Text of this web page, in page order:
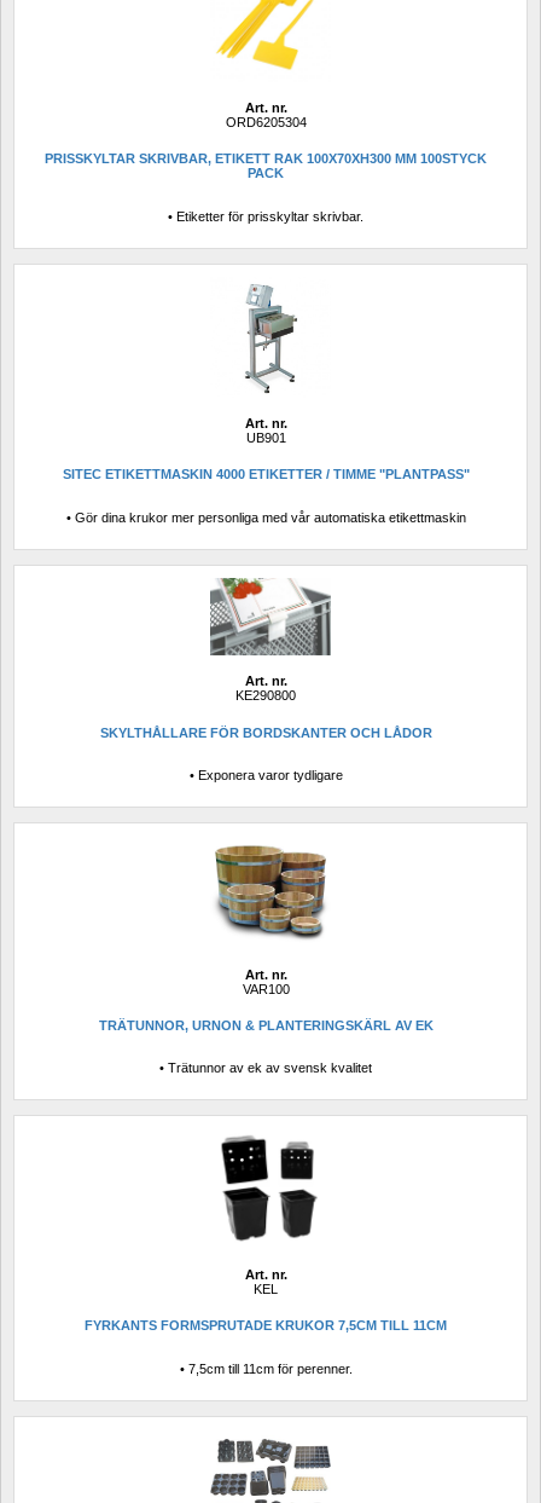
Art. nr.
ORD6205304
PRISSKYLTAR SKRIVBAR, ETIKETT RAK 100X70XH300 MM 100STYCK
PACK
• Etiketter för prisskyltar skrivbar.
Art. nr.
UB901
SITEC ETIKETTMASKIN 4000 ETIKETTER / TIMME "PLANTPASS"
• Gör dina krukor mer personliga med vår automatiska etikettmaskin
Art. nr.
KE290800
SKYLTHÅLLARE FÖR BORDSKANTER OCH LÅDOR
• Exponera varor tydligare
Art. nr.
VAR100
TRÄTUNNOR, URNON & PLANTERINGSKÄRL AV EK
• Trätunnor av ek av svensk kvalitet
Art. nr.
KEL
FYRKANTS FORMSPRUTADE KRUKOR 7,5CM TILL 11CM
• 7,5cm till 11cm för perenner.